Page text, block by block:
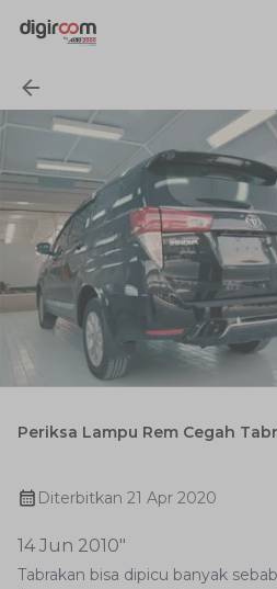
Periksa Lampu Rem Cegah
Diterbitkan 21 Apr 2020
14 Jun 2010"
Tabrakan bisa dipicu banyak